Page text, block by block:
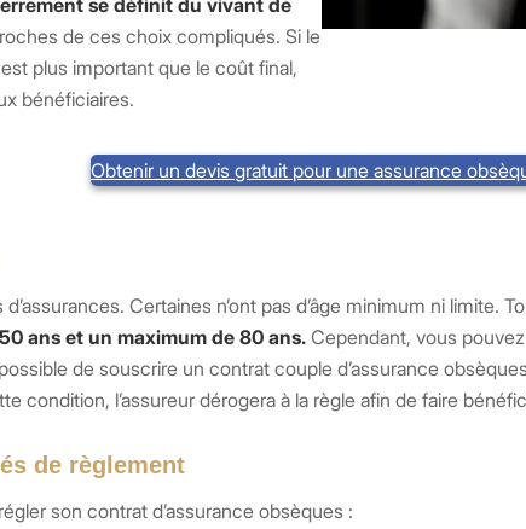
de ces choix compliqués. Si le
est plus important que le coût final,
bénéficiaires.
Obtenir un devis gratuit pour une assurance
Certaines n’ont pas d’âge minimum ni limite.
ans et un maximum de 80 ans. Cependant, vous
de souscrire un contrat couple d’assurance
condition, l’assureur dérogera à la règle afin de faire
de règlement
son contrat d’assurance obsèques :